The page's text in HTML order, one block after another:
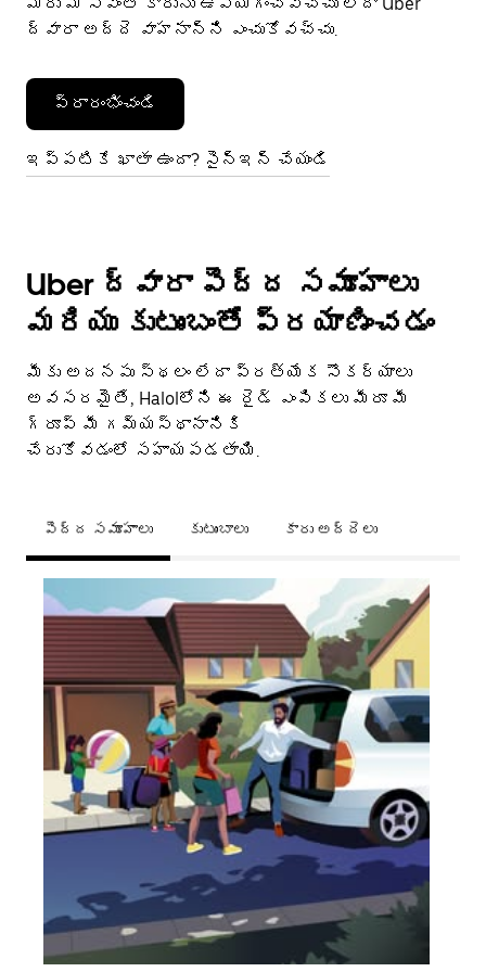
ద్వారా అద్దె వాహనాన్ని ఎంచుకోవచ్చు.
ప్రారంభించండి
ఇప్పటికే ఖాతా ఉందా? సైన్ఇన్ చేయండి
Uber ద్వారా పెద్ద సమూహాలు
మరియు కుటుంబంతో ప్రయాణించడం
మీకు అదనపు స్థలం లేదా ప్రత్యేక సౌకర్యాలు
అవసరమైతే, Halolలోని ఈ రైడ్ ఎంపికలు మీరూ మీ
గ్రూప్ మీ గమ్యస్థానానికి
చేరుకోవడంలో సహాయపడతాయి.
పెద్ద సమూహాలు కుటుంబాలు కారు అద్దెలు